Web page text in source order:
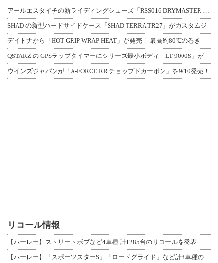
SHAD の新型ハードサイドケース「SHAD TERRA TR27」がカスタムジ
デイトナから「HOT GRIP WRAP HEAT」が発売！ 最高約80℃の巻き
QSTARZ の GPSラップタイマーにシリーズ最小ボディ「LT-9000S」が
ウインズジャパンが「A-FORCE RR チョップドカーボン」を9/10発売！
リコール情報
【ハーレー】ストリートボブなど4車種 計1285台のリコールを発表